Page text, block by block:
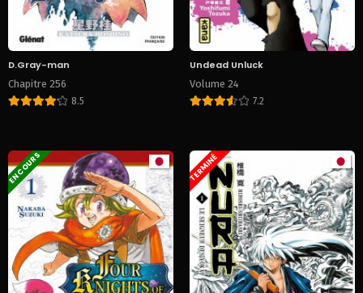
D.Gray-man
Chapitre 256
8.5
Undead Unluck
Volume 24
7.2
EN COURS TERMINÉ